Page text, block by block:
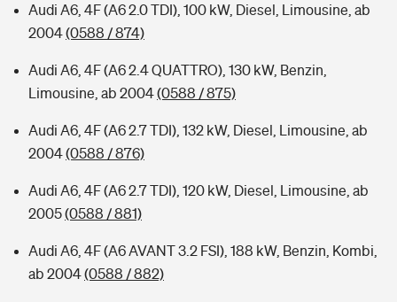
Audi A6, 4F (A6 2.0 TDI), 100 kW, Diesel, Limousine, ab
2004(0588 / 874)
Audi A6, 4F (A6 2.4 QUATTRO), 130 kW, Benzin,
Limousine, ab 2004(0588 / 875)
Audi A6, 4F (A6 2.7 TDI), 132 kW, Diesel, Limousine, ab
2004(0588 / 876)
Audi A6, 4F (A6 2.7 TDI), 120 kW, Diesel, Limousine, ab
2005(0588 / 881)
Audi A6, 4F (A6 AVANT 3.2 FSI), 188 kW, Benzin, Kombi,
ab 2004(0588 / 882)